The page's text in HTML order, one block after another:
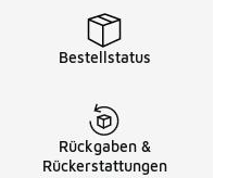
Bestellstatus
Rückgaben &
Rückerstattungen